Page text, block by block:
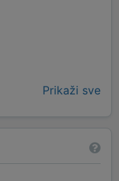
Prikaži sve